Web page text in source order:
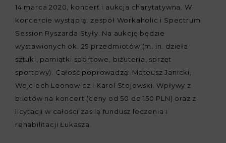
14 marca 2020, koncert i aukcja charytatywna. W
koncercie wystąpią: zespół Workaholic i Spectrum
Session Ryszarda Styły. Na aukcję będzie
wystawionych ok. 25 przedmiotów (m. in. dzieła
sztuki, pamiątki sportowe, biżuteria, sprzęt
sportowy). Całość poprowadzą: Mateusz Janicki,
Wojciech Leonowicz i Karol Stojowski. Wpływy z
biletów na koncert (ceny od 50 do 150 PLN) oraz z
licytacji w całości zasilą fundusz leczenia i
rehabilitacji Łukasza.